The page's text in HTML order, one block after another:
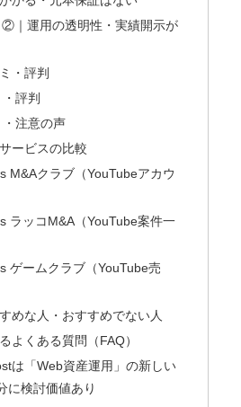
｜運用の透明性・実績開示が
・評判
評判
注意の声
ービスの比較
M&Aクラブ（YouTubeアカウ
ラッコM&A（YouTube案件一
ゲームクラブ（YouTube売
めな人・おすすめでない人
よくある質問（FAQ）
は「Web資産運用」の新しい
に検討価値あり